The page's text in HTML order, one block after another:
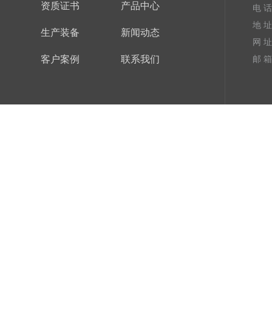
资质证书 产品中心
生产装备 新闻动态
客户案例 联系我们
电
地
网
邮